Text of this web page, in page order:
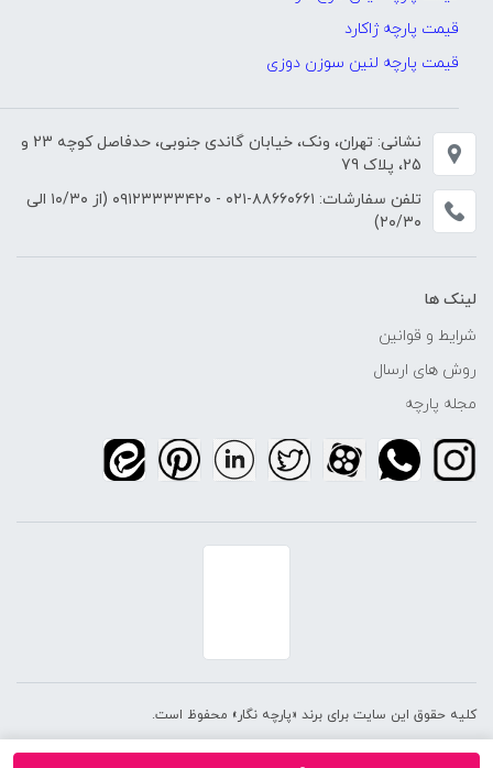
قیمت پارچه ژاکارد
قیمت پارچه لنین سوزن دوزی
نشانی: تهران، ونک، خیابان گاندی جنوبی، حدفاصل کوچه 23 و
25، پلاک 79
تلفن سفارشات: ۸۸۶۶۰۶۶۱-۰۲۱ - ۰۹۱۲۳۳۳۳۴۲۰
(از ۱۰/۳۰ الی
۲۰/۳۰)
لینک ها
شرایط و قوانین
روش های ارسال
مجله پارچه
کلیه حقوق این سایت برای برند «پارچه نگار» محفوظ است.
طراحی و توسعه توسط تیم وی‌کد